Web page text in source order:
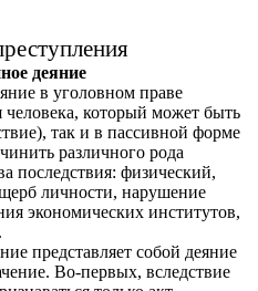
деяние
в уголовном праве
человека, который может быть
так и в пассивной форме
различного рода
последствия: физический,
личности, нарушение
экономических институтов,
представляет собой деяние
Во-первых, вследствие